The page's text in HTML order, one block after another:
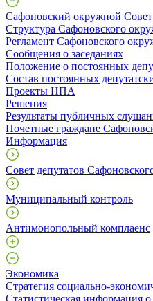
Сафоновский окружной Совет
Структура Сафоновского
Регламент Сафоновского
Сообщения о заседаниях
Положение о постоянных
Состав постоянных
Проекты НПА
Решения
Результаты публичных
Почетные граждане
Информация
Совет депутатов
Муниципальный контроль
Антимонопольный комплаенс
Экономика
Стратегия социально-
Статистическая информация